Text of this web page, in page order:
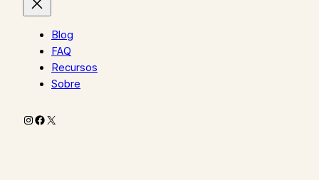
Blog
FAQ
Recursos
Sobre
Instagram
Facebook
X